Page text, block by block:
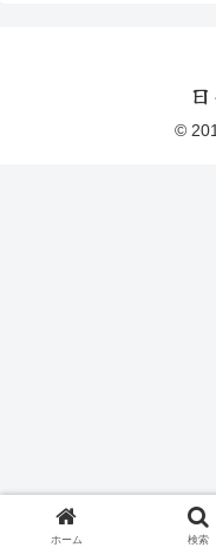
©
ホーム 検索